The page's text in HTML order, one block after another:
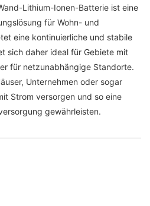
Lithium-Ionen-Batterie ist eine
für Wohn- und
eine kontinuierliche und stabile
sich daher ideal für Gebiete mit
für netzunabhängige Standorte.
Unternehmen oder sogar
Strom versorgen und so eine
gewährleisten.